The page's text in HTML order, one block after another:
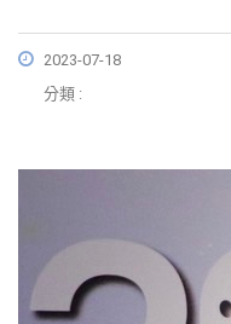
2023-07-18
分類 :